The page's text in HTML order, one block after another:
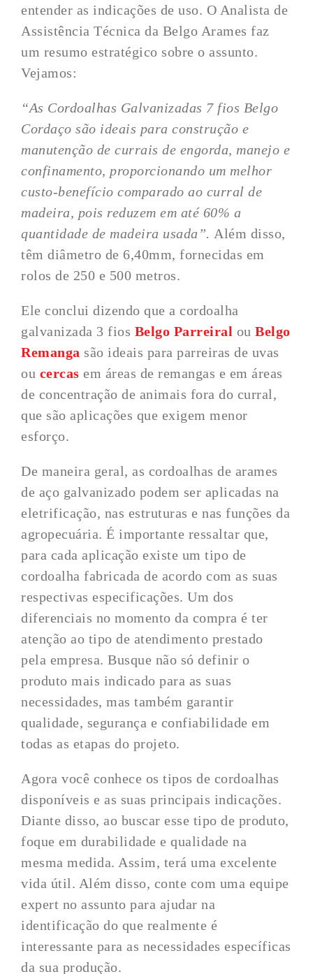
entender as indicações de uso. O Analista de
Assistência Técnica da Belgo Arames faz
um resumo estratégico sobre o assunto.
Vejamos:
“As Cordoalhas Galvanizadas 7 fios Belgo
Cordaço são ideais para construção e
manutenção de currais de engorda, manejo e
confinamento, proporcionando um melhor
custo-benefício comparado ao curral de
madeira, pois reduzem em até 60% a
quantidade de madeira usada”. Além disso,
têm diâmetro de 6,40mm, fornecidas em
rolos de 250 e 500 metros.
Ele conclui dizendo que a cordoalha
galvanizada 3 fios Belgo Parreiral ouBelgo
Remanga são ideais para parreiras de uvas
ou cercas em áreas de remangas e em áreas
de concentração de animais fora do curral,
que são aplicações que exigem menor
esforço.
De maneira geral, as cordoalhas de arames
de aço galvanizado podem ser aplicadas na
eletrificação, nas estruturas e nas funções da
agropecuária. É importante ressaltar que,
para cada aplicação existe um tipo de
cordoalha fabricada de acordo com as suas
respectivas especificações. Um dos
diferenciais no momento da compra é ter
atenção ao tipo de atendimento prestado
pela empresa. Busque não só definir o
produto mais indicado para as suas
necessidades, mas também garantir
qualidade, segurança e confiabilidade em
todas as etapas do projeto.
Agora você conhece os tipos de cordoalhas
disponíveis e as suas principais indicações.
Diante disso, ao buscar esse tipo de produto,
foque em durabilidade e qualidade na
mesma medida. Assim, terá uma excelente
vida útil. Além disso, conte com uma equipe
expert no assunto para ajudar na
identificação do que realmente é
interessante para as necessidades específicas
da sua produção.